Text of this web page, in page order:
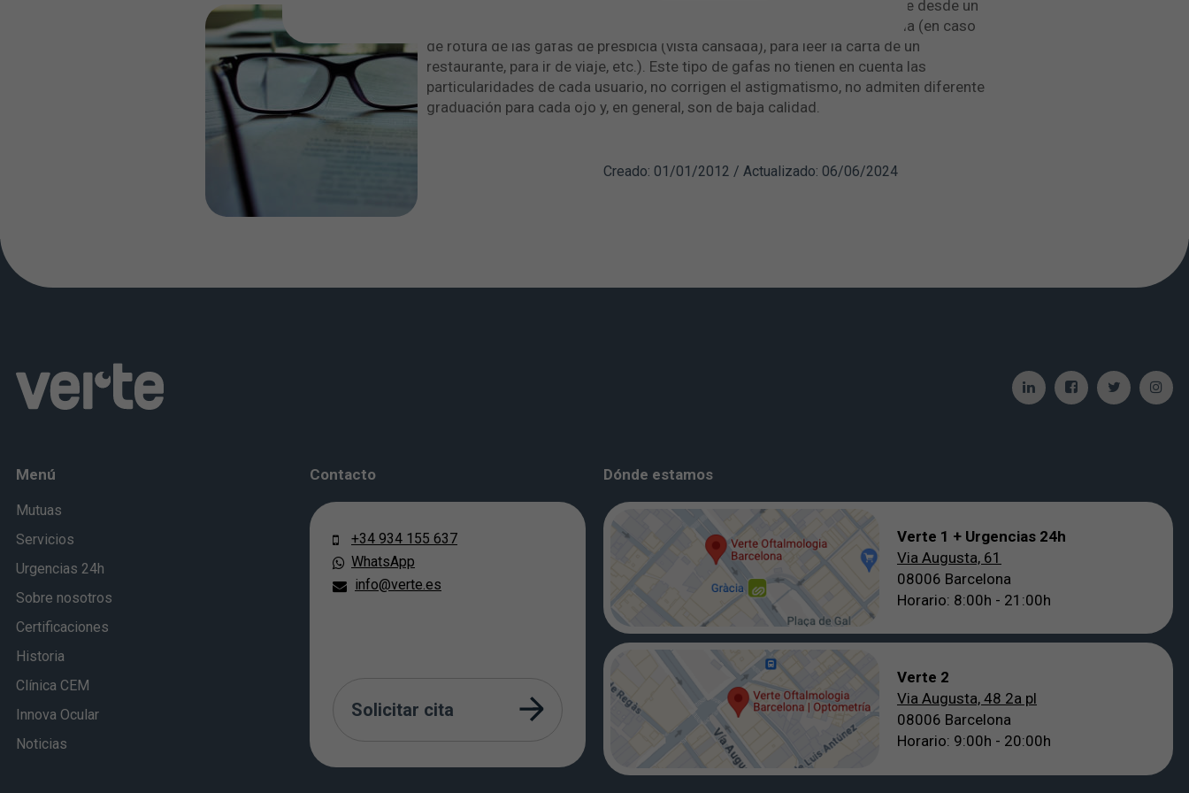
La gafas premontadas son aquellas que podemos comprar directamente desde un
expositor. Deben considerarse únicamente como solución de emergencia (en caso
de rotura de las gafas de presbicia (vista cansada), para leer la carta de un
restaurante, para ir de viaje, etc.). Este tipo de gafas no tienen en cuenta las
particularidades de cada usuario, no corrigen el astigmatismo, no admiten diferente
graduación para cada ojo y, en general, son de baja calidad.
Creado: 01/01/2012 / Actualizado: 06/06/2024
Menú
Mutuas
Servicios
Urgencias 24h
Sobre nosotros
Certificaciones
Historia
Clínica CEM
Innova Ocular
Noticias
Contacto
+34 934 155 637
WhatsApp
info@verte.es
Solicitar cita
Dónde estamos
Verte 1 + Urgencias 24h
Via Augusta, 61
08006 Barcelona
Horario: 8:00h - 21:00h
Verte 2
Via Augusta, 48 2a pl
08006 Barcelona
Horario: 9:00h - 20:00h